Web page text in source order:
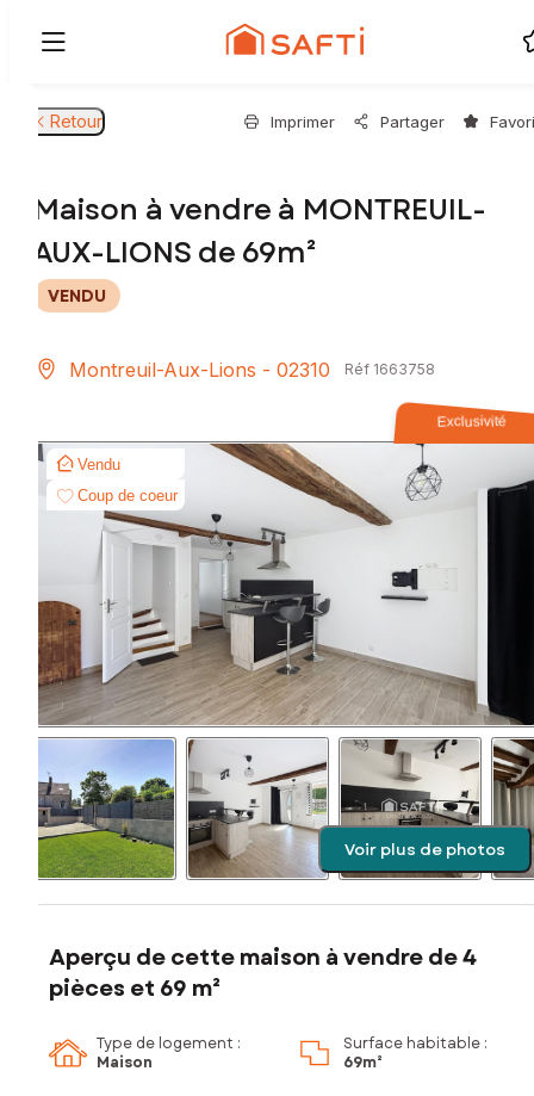
Retour Imprimer Partager
Maison à vendre à MONTREUIL-
AUX-LIONS de 69m²
VENDU
Montreuil-Aux-Lions - 02310 Réf 1663758
Exclusivité
Vendu
Coup de coeur
Voir plus de photos
Aperçu de cette maison à vendre de 4
pièces et 69 m²
Type de logement :
Maison
Surface habitable :
69m²